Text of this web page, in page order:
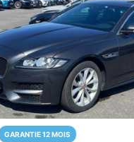
GARANTIE 12 MOIS